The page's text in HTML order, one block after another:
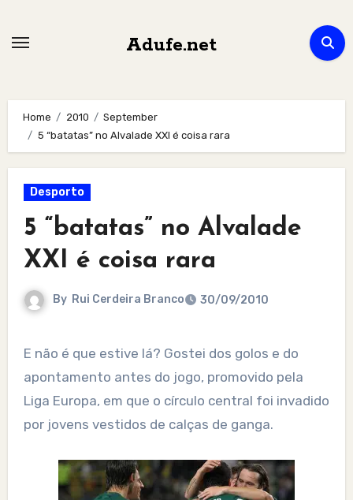
Adufe.net
Home 2010
September
5 “batatas” no Alvalade XXI é coisa rara
Desporto
5 “batatas” no Alvalade
XXI é coisa rara
By Rui Cerdeira Branco 30/09/2010
E não é que estive lá? Gostei dos golos e do
apontamento antes do jogo, promovido pela
Liga Europa, em que o círculo central foi invadido
por jovens vestidos de calças de ganga.